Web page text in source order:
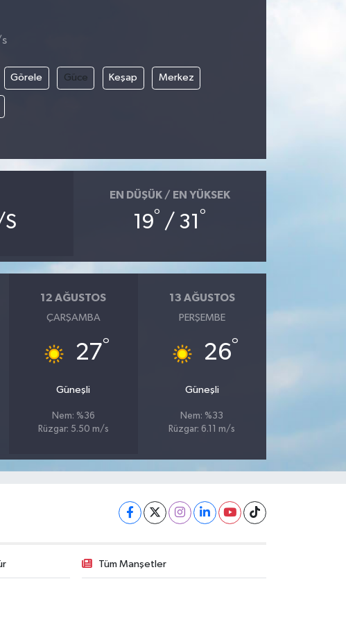
Görele Güce Keşap Merkez
EN DÜŞÜK / EN YÜKSEK
19° / 31 °
12 AĞUSTOS
ÇARŞAMBA
27°
Güneşli
Nem: %36
Rüzgar: 5.50 m/s
13 AĞUSTOS
PERŞEMBE
26°
Güneşli
Nem: %33
Rüzgar: 6.11 m/s
Tüm Manşetler